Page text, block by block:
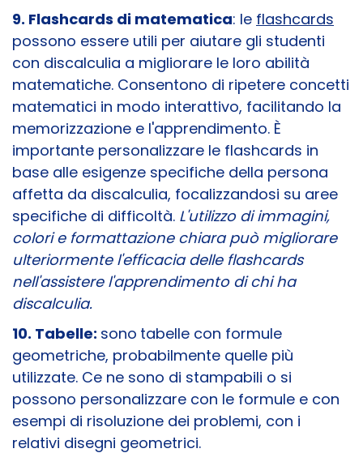
9. Flashcards di matematica: le flashcards
possono essere utili per aiutare gli studenti
con discalculia a migliorare le loro abilità
matematiche. Consentono di ripetere concetti
matematici in modo interattivo, facilitando la
memorizzazione e l'apprendimento. È
importante personalizzare le flashcards in
base alle esigenze specifiche della persona
affetta da discalculia, focalizzandosi su aree
specifiche di difficoltà. L'utilizzo di immagini,
colori e formattazione chiara può migliorare
ulteriormente l'efficacia delle flashcards
nell'assistere l'apprendimento di chi ha
discalculia.
10. Tabelle: sono tabelle con formule
geometriche, probabilmente quelle più
utilizzate. Ce ne sono di stampabili o si
possono personalizzare con le formule e con
esempi di risoluzione dei problemi, con i
relativi disegni geometrici.